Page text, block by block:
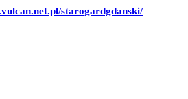
starogardgdanski/